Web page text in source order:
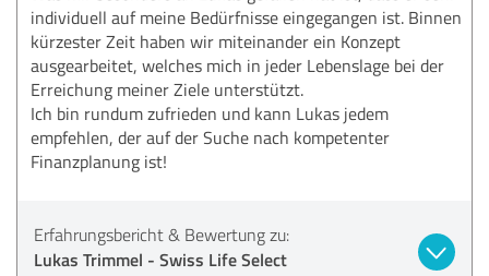
individuell auf meine Bedürfnisse eingegangen ist. Binnen
kürzester Zeit haben wir miteinander ein Konzept
ausgearbeitet, welches mich in jeder Lebenslage bei der
Erreichung meiner Ziele unterstützt.
Ich bin rundum zufrieden und kann Lukas jedem
empfehlen, der auf der Suche nach kompetenter
Finanzplanung ist!
Erfahrungsbericht & Bewertung zu:
Lukas Trimmel - Swiss Life Select